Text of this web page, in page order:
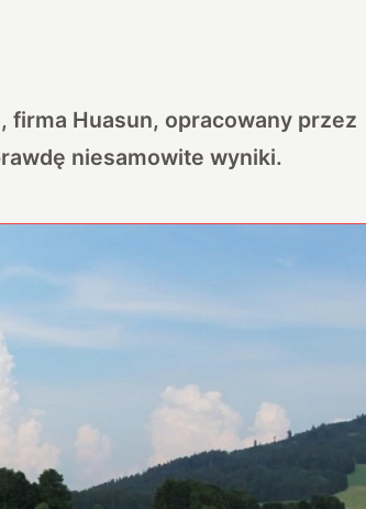
Huasun, opracowany przez
niesamowite wyniki.